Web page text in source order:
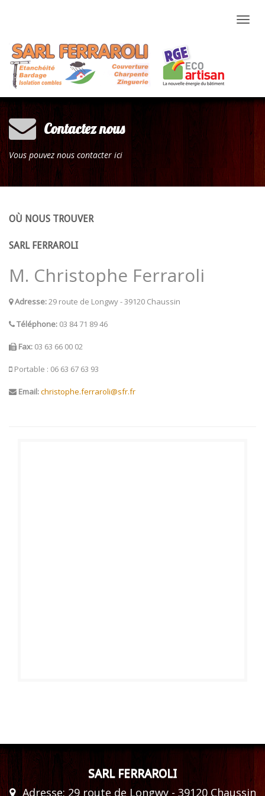
Toggle
Contactez nous
Vous pouvez nous contacter ici
OÙ NOUS TROUVER
SARL FERRAROLI
M. Christophe Ferraroli
Adresse:29 route de Longwy - 39120 Chaussin
Téléphone: 03 84 71 89 46
Fax: 03 63 66 00 02
Portable : 06 63 67 63 93
Email:christophe.ferraroli@sfr.fr
SARL FERRAROLI
Adresse: 29 route de Longwy - 39120 Chaussin